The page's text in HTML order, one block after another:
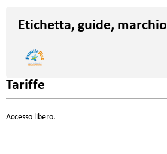
Etichetta, guide, marchio
Tariffe
Accesso libero.